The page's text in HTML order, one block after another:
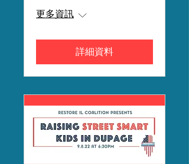
更多資訊
詳細資料